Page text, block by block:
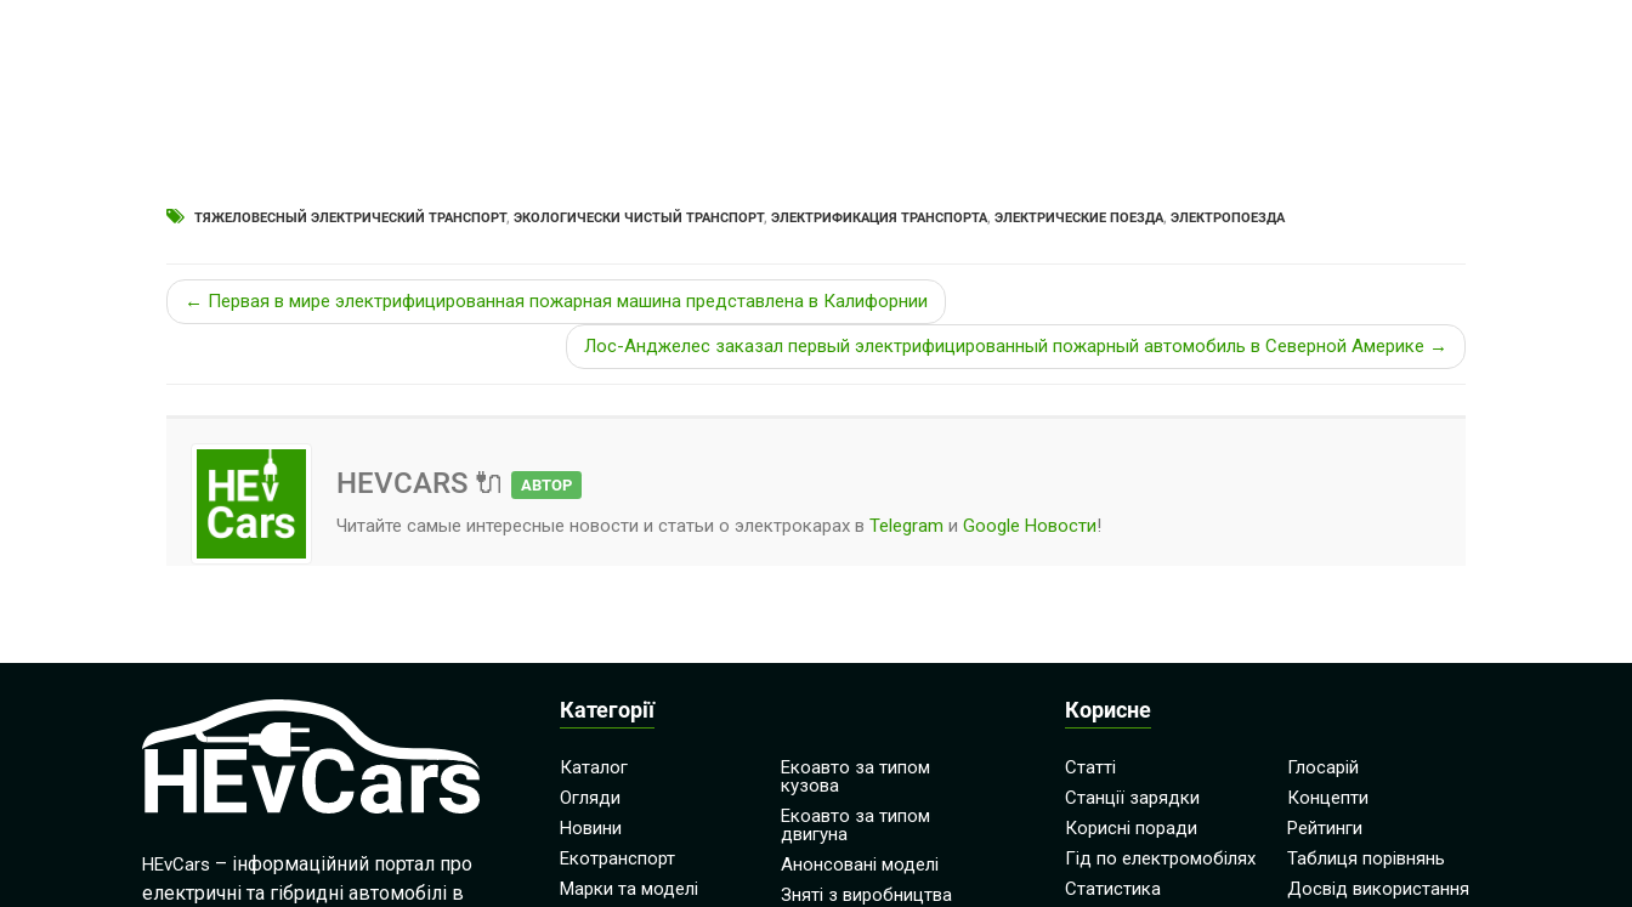
ТЯЖЕЛОВЕСНЫЙ ЭЛЕКТРИЧЕСКИЙ ТРАНСПОРТ, ЭКОЛОГИЧЕСКИ ЧИСТЫЙ ТРАНСПОРТ, ЭЛЕКТРИФИКАЦИЯ ТРАНСПОРТА, ЭЛЕКТРИЧЕСКИЕ ПОЕЗДА, ЭЛЕКТРОПОЕЗДА
← Первая в мире электрифицированная пожарная машина представлена в Калифорнии
Лос-Анджелес заказал первый электрифицированный пожарный автомобиль в Северной Америке →
HEVCARS 🔌 АВТОР
Читайте самые интересные новости и статьи о электрокарах в Telegram и Google Новости!
HEvCars – інформаційний портал про
електричні та гібридні автомобілі в
Категорії
Каталог
Огляди
Новини
Екотранспорт
Марки та моделі
Екоавто за типом
кузова
Екоавто за типом
двигуна
Анонсовані моделі
Зняті з виробництва
Корисне
Статті
Станції зарядки
Корисні поради
Гід по електромобілях
Статистика
Глосарій
Концепти
Рейтинги
Таблиця порівнянь
Досвід використання